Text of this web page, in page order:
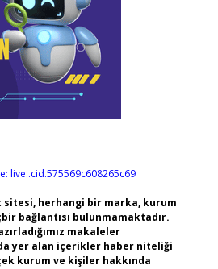
live:.cid.575569c608265c69
sitesi, herhangi bir marka, kurum
bağlantısı bulunmamaktadır.
makaleler
yer alan içerikler haber niteliği
kurum ve kişiler hakkında